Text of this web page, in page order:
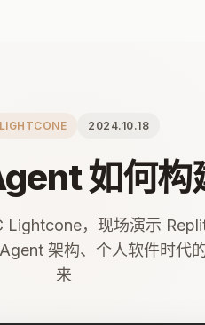
2024.10.18
如何构
Lightcone，现场演示
架构、个人软件时代
来